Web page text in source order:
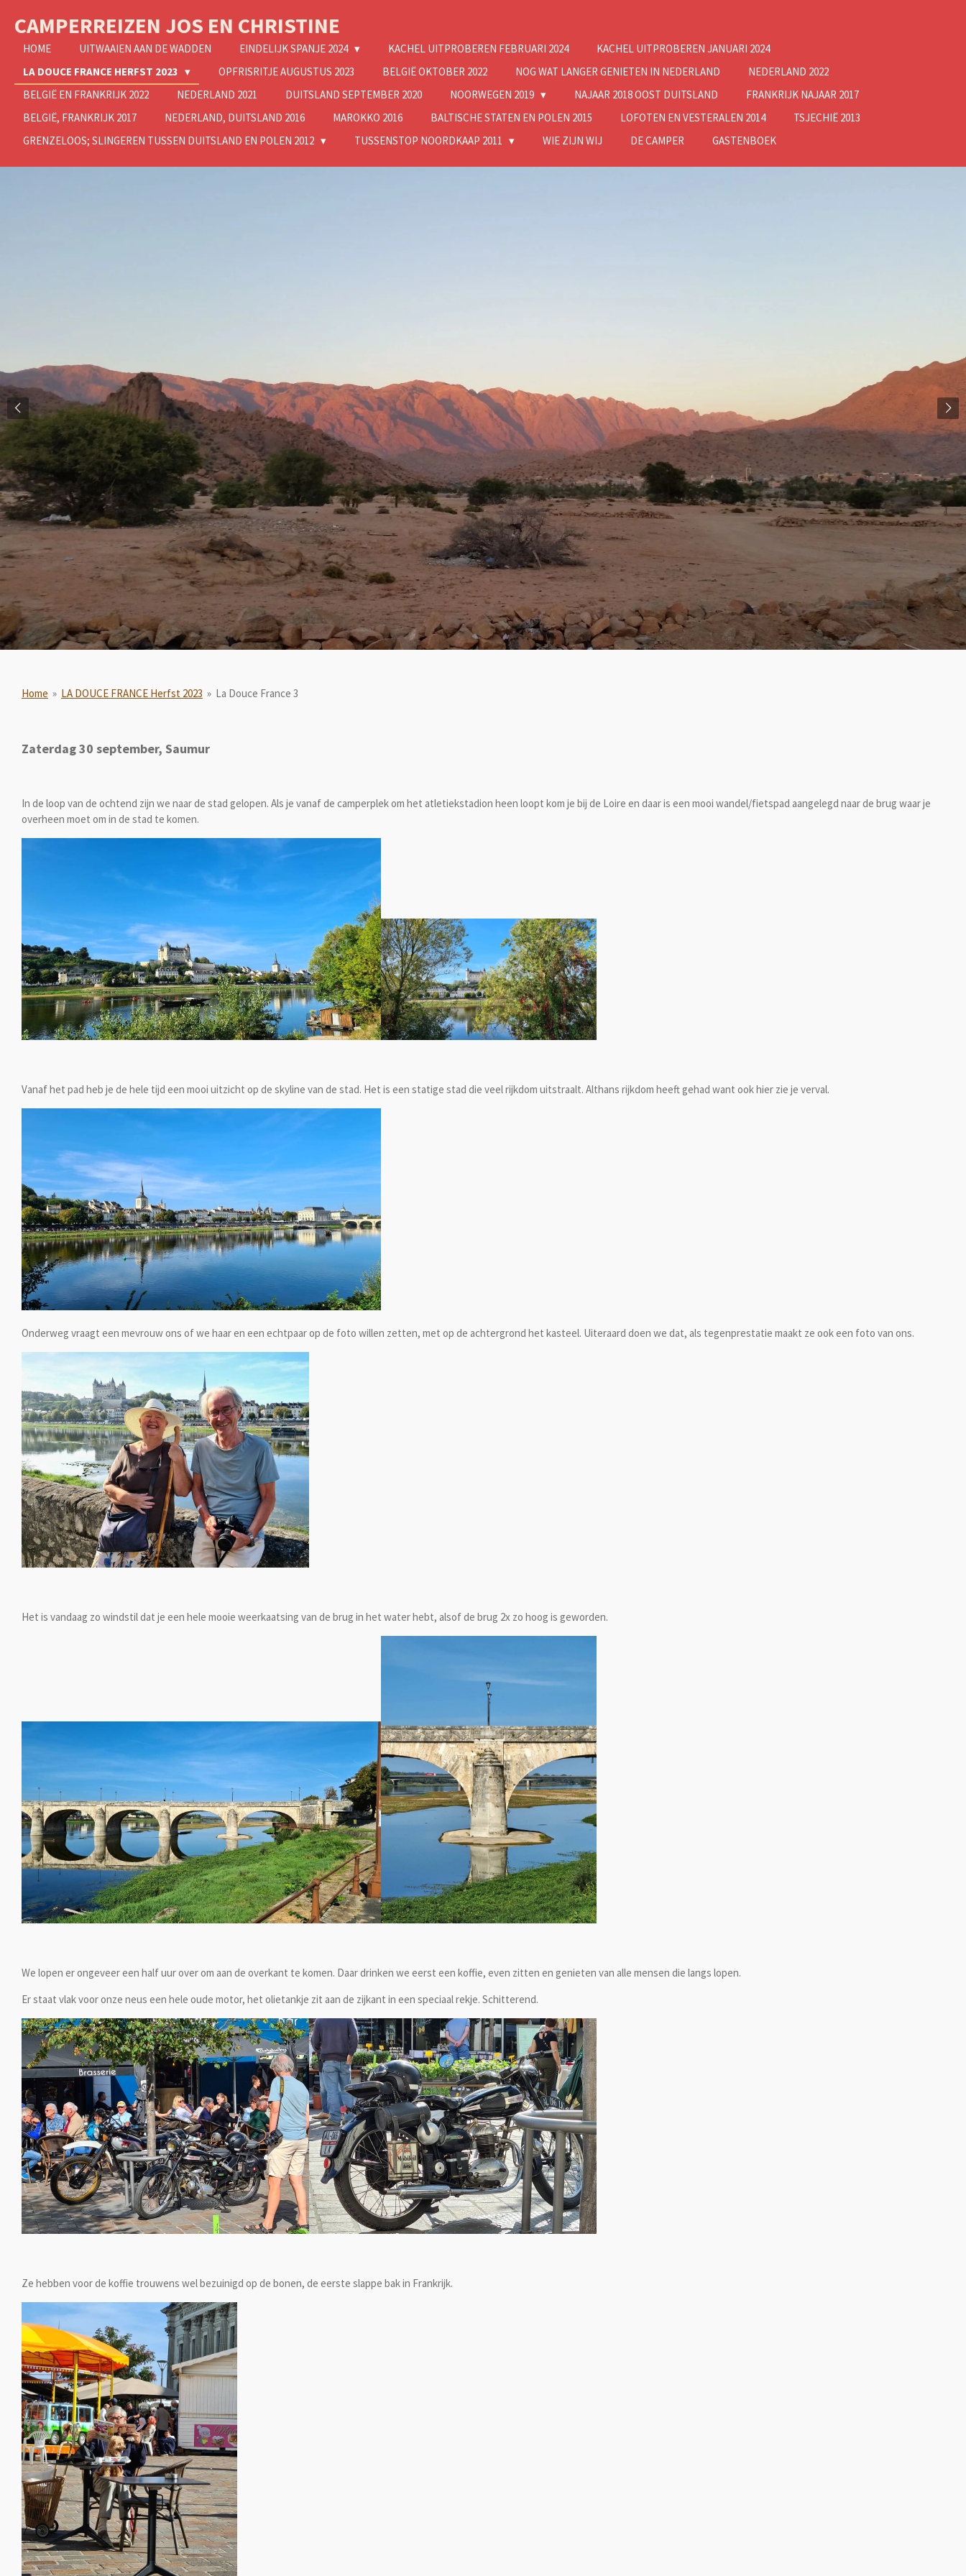
direct
naar
hoofdinhoud
CAMPERREIZEN JOS EN CHRISTINE
HOME UITWAAIEN AAN DE WADDEN EINDELIJK SPANJE 2024 KACHEL UITPROBEREN FEBRUARI 2024
KACHEL UITPROBEREN JANUARI 2024
LA DOUCE FRANCE HERFST 2023
OPFRISRITJE AUGUSTUS 2023 BELGIË OKTOBER 2022 NOG WAT LANGER GENIETEN IN NEDERLAND
NEDERLAND 2022
BELGIË EN FRANKRIJK 2022
NEDERLAND 2021 DUITSLAND SEPTEMBER 2020 NOORWEGEN 2019 NAJAAR 2018 OOST DUITSLAND
FRANKRIJK NAJAAR 2017
BELGIË, FRANKRIJK 2017
NEDERLAND, DUITSLAND 2016 MAROKKO 2016 BALTISCHE STATEN EN POLEN 2015 LOFOTEN EN VESTERALEN 2014
TSJECHIË 2013
GRENZELOOS; SLINGEREN TUSSEN DUITSLAND EN POLEN 2012
TUSSENSTOP NOORDKAAP 2011 WIE ZIJN WIJ DE CAMPER GASTENBOEK
Home » LA DOUCE FRANCE Herfst 2023 » La Douce France 3
Zaterdag 30 september, Saumur
In de loop van de ochtend zijn we naar de stad gelopen. Als je vanaf de camperplek om het atletiekstadion heen loopt kom je bij de Loire en daar is een mooi wandel/fietspad aangelegd naar de brug waar je
overheen moet om in de stad te komen.
Vanaf het pad heb je de hele tijd een mooi uitzicht op de skyline van de stad. Het is een statige stad die veel rijkdom uitstraalt. Althans rijkdom heeft gehad want ook hier zie je verval.
Onderweg vraagt een mevrouw ons of we haar en een echtpaar op de foto willen zetten, met op de achtergrond het kasteel. Uiteraard doen we dat, als tegenprestatie maakt ze ook een foto van ons.
Het is vandaag zo windstil dat je een hele mooie weerkaatsing van de brug in het water hebt, alsof de brug 2x zo hoog is geworden.
We lopen er ongeveer een half uur over om aan de overkant te komen. Daar drinken we eerst een koffie, even zitten en genieten van alle mensen die langs lopen.
Er staat vlak voor onze neus een hele oude motor, het olietankje zit aan de zijkant in een speciaal rekje. Schitterend.
Ze hebben voor de koffie trouwens wel bezuinigd op de bonen, de eerste slappe bak in Frankrijk.